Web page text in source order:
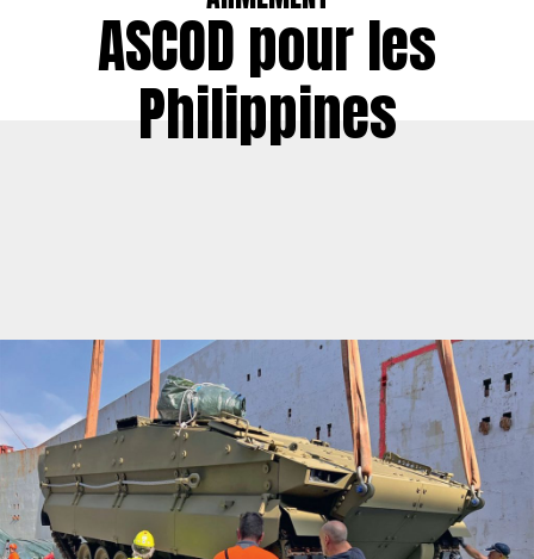
ASCOD pour les
Philippines